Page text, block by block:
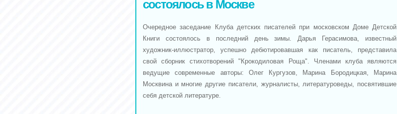
состоялось в Москве
Очередное заседание Клуба детских писателей при московском Доме Детской
Книги состоялось в последний день зимы. Дарья Герасимова, известный
художник-иллюстратор, успешно дебютировавшая как писатель, представила
свой сборник стихотворений "Крокодиловая Роща". Членами клуба являются
ведущие современные авторы: Олег Кургузов, Марина Бородицкая, Марина
Москвина и многие другие писатели, журналисты, литературоведы, посвятившие
себя детской литературе.